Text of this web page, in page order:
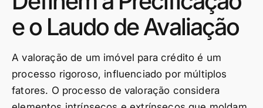
e o Laudo de Avaliação
A valoração de um imóvel para crédito é um
processo rigoroso, influenciado por múltiplos
fatores. O processo de valoração considera